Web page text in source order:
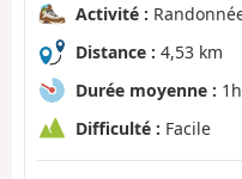
Activité :
Distance : 4,53 km
Durée moyenne :
Difficulté : Facile